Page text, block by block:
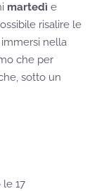
martedì e
risalire le
immersi nella
che per
sotto un
17